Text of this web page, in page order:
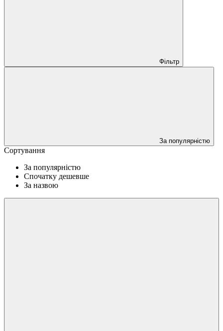
Фільтр
За популярністю
Сортування
За популярністю
Спочатку дешевше
За назвою